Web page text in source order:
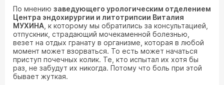
По мнению заведующего урологическим отделением
Центра эндохирургии и литотрипсии Виталия
МУХИНА , к которому мы обратились за консультацией,
отпускник, страдающий мочекаменной болезнью,
везет на отдых гранату в организме, которая в любой
момент может взорваться. То есть может начаться
приступ почечных колик. Те, кто испытал их хотя бы
раз, не забудут их никогда. Потому что боль при этой
бывает жуткая.